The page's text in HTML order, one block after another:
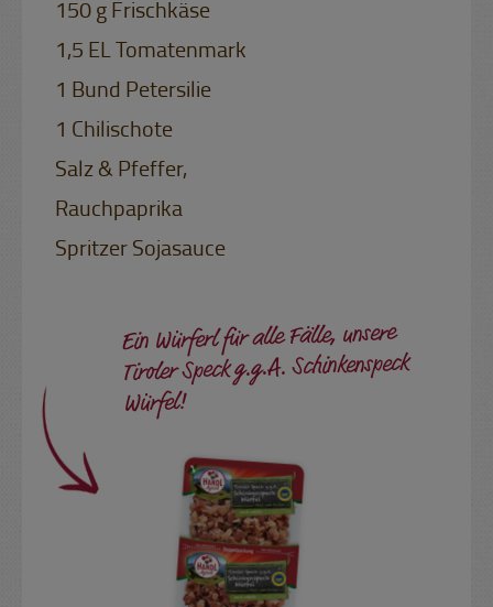
150 g Frischkäse
1,5 EL Tomatenmark
1 Bund Petersilie
1 Chilischote
Salz & Pfeffer,
Rauchpaprika
Spritzer Sojasauce
Ein Würferl für alle Fälle, unsere
Tiroler Speck g.g.A. Schinkenspeck
Würfel!